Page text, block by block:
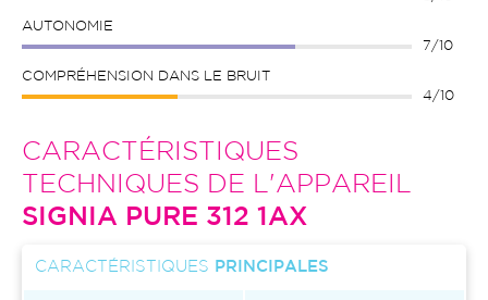
AUTONOMIE
7/10
COMPRÉHENSION DANS LE BRUIT
4/10
CARACTÉRISTIQUES
TECHNIQUES DE L'APPAREIL
SIGNIA PURE 312 1AX
CARACTÉRISTIQUES PRINCIPALES